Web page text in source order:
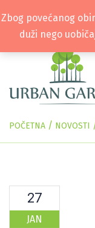
POČETNA / NOVOSTI
27
JAN
Zbog povećanog
duži nego